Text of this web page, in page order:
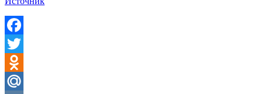
Facebook
Twitter
Odnoklassniki